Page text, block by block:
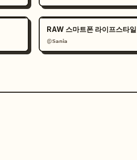
RAW 스마트폰 라이프스타
@𝗦𝗮𝗻𝗶𝗮